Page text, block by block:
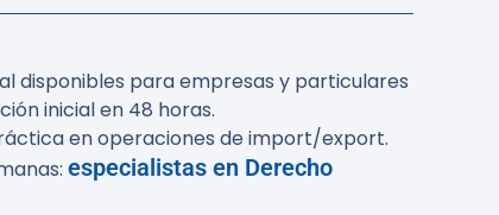
disponibles para empresas y particulares
inicial en 48 horas.
en operaciones de import/export.
especialistas en Derecho